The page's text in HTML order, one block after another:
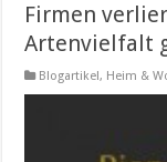
Firmen
Artenvielfalt
Blogartikel, Heim &